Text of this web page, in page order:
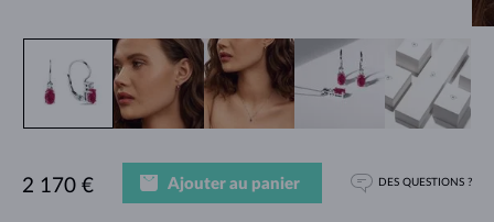
2 170 € Ajouter au panier DES QUESTIONS ?